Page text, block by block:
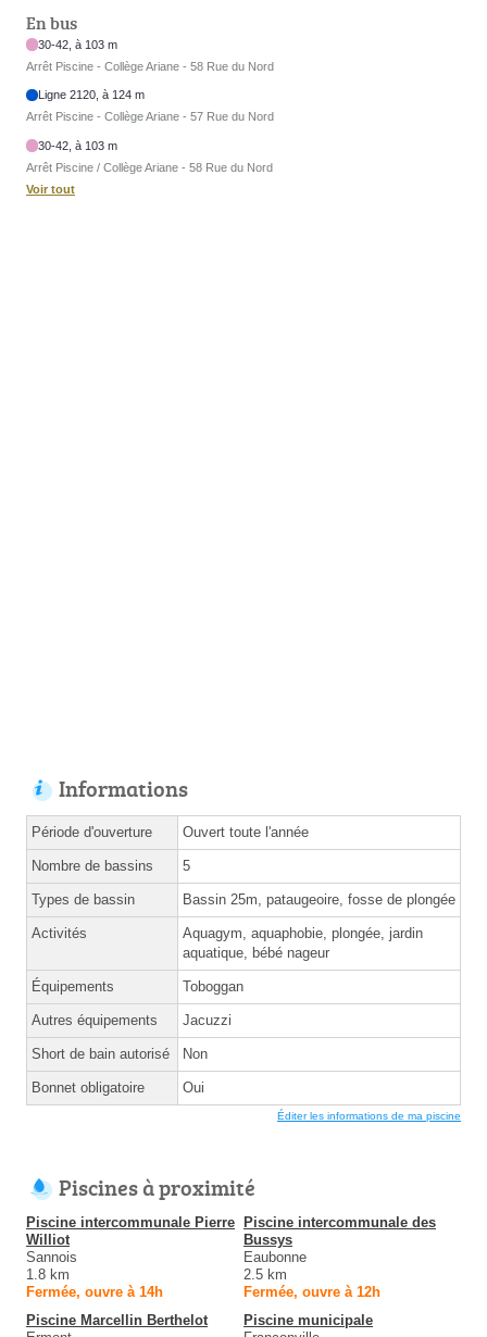
En bus
30-42, à 103 m
Arrêt Piscine - Collège Ariane - 58 Rue du Nord
Ligne 2120, à 124 m
Arrêt Piscine - Collège Ariane - 57 Rue du Nord
30-42, à 103 m
Arrêt Piscine / Collège Ariane - 58 Rue du Nord
Voir tout
Informations
Période d'ouverture Ouvert toute l'année
Nombre de bassins 5
Types de bassin Bassin 25m, pataugeoire, fosse de plongée
Activités
Aquagym, aquaphobie, plongée, jardin
aquatique, bébé nageur
Équipements Toboggan
Autres équipements Jacuzzi
Short de bain autorisé Non
Bonnet obligatoire Oui
Éditer les informations de ma piscine
Piscines à proximité
Piscine intercommunale Pierre
Williot
Sannois
1.8 km
Fermée, ouvre à 14h
Piscine intercommunale des
Bussys
Eaubonne
2.5 km
Fermée, ouvre à 12h
Piscine Marcellin Berthelot
Piscine municipale